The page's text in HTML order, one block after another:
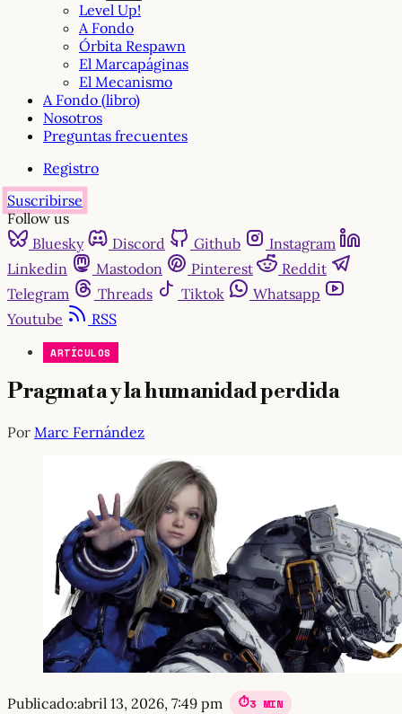
Level Up!
A Fondo
Órbita Respawn
El Marcapáginas
El Mecanismo
A Fondo (libro)
Nosotros
Preguntas frecuentes
Registro
Suscribirse
Follow us
Bluesky
Discord Github
Instagram
Linkedin
Mastodon Pinterest
Reddit
Telegram
Threads Tiktok
Whatsapp
Youtube
RSS
ARTÍCULOS
Pragmata y la humanidad perdida
Por Marc Fernández
Publicado:abril 13, 2026, 7:49 pm 3 MIN